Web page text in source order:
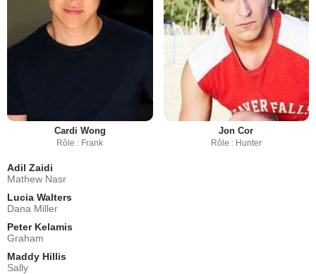
Cardi Wong
Rôle : Frank
Jon Cor
Rôle : Hunter
Adil Zaidi
Mathew Nasr
Lucia Walters
Dana Miller
Peter Kelamis
Graham
Maddy Hillis
Sally